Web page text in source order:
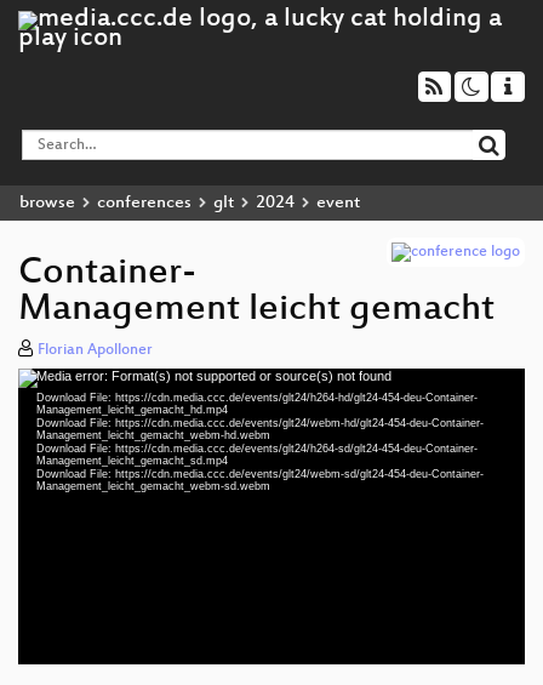
browse conferences glt 2024 event
Container-
Management leicht gemacht
Florian Apolloner
Video
Player
Media error: Format(s) not supported or source(s) not found
Download File: https://cdn.media.ccc.de/events/glt24/h264-hd/glt24-454-deu-Container-
Management_leicht_gemacht_hd.mp4
Download File: https://cdn.media.ccc.de/events/glt24/webm-hd/glt24-454-deu-Container-
Management_leicht_gemacht_webm-hd.webm
Download File: https://cdn.media.ccc.de/events/glt24/h264-sd/glt24-454-deu-Container-
Management_leicht_gemacht_sd.mp4
Download File: https://cdn.media.ccc.de/events/glt24/webm-sd/glt24-454-deu-Container-
Management_leicht_gemacht_webm-sd.webm